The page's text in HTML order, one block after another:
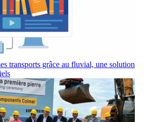
transports grâce au fluvial, une solution